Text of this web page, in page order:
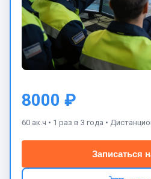
8000 ₽
60 ак.ч • 1 раз в 3 года •
Записаться